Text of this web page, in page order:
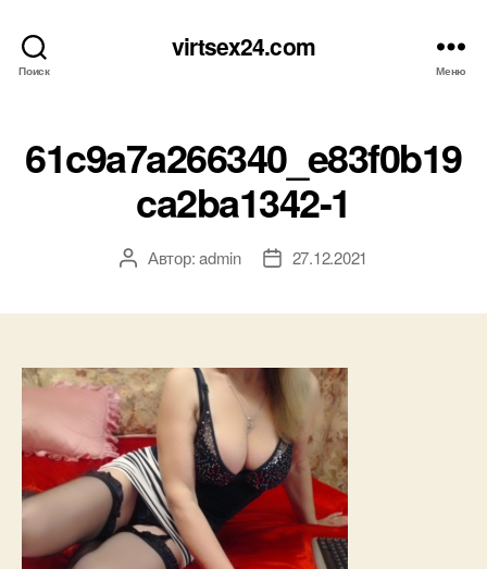
Поиск
virtsex24.com
Меню
61c9a7a266340_e83f0b19
ca2ba1342-1
АвторАвтор:admin
Дата27.12.2021